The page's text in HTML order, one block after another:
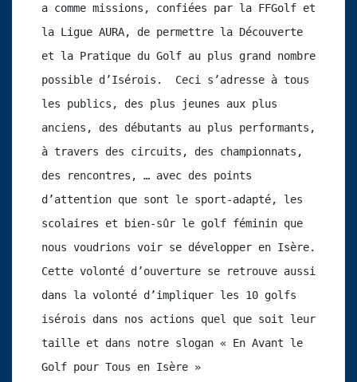
a comme missions, confiées par la FFGolf et
la Ligue AURA, de permettre la Découverte
et la Pratique du Golf au plus grand nombre
possible d’Isérois.  Ceci s’adresse à tous
les publics, des plus jeunes aux plus
anciens, des débutants au plus performants,
à travers des circuits, des championnats,
des rencontres, … avec des points
d’attention que sont le sport-adapté, les
scolaires et bien-sûr le golf féminin que
nous voudrions voir se développer en Isère.
Cette volonté d’ouverture se retrouve aussi
dans la volonté d’impliquer les 10 golfs
isérois dans nos actions quel que soit leur
taille et dans notre slogan « En Avant le
Golf pour Tous en Isère »